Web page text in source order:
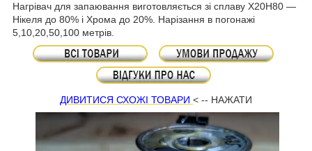
Нагрівач для запаювання виготовляється зі сплаву Х20Н80 —
Нікеля до 80% і Хрома до 20%. Нарізання в погонажі
5,10,20,50,100 метрів.
ДИВИТИСЯ СХОЖІ ТОВАРИ < -- НАЖАТИ